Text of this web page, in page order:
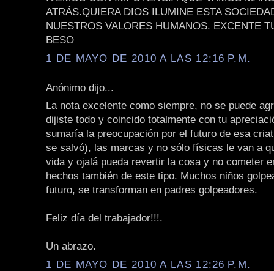
ATRÁS.QUIERA DIOS ILUMINE ESTA
NUESTROS VALORES HUMANOS. EXCENTE
BESO
1 DE MAYO DE 2010 A LAS 12:16 P.M.
Anónimo dijo...
La nota excelente como siempre, no se puede
dijiste todo y coincido totalmente con tu
sumaría la preocupación por el futuro de esa
se salvó), las marcas y no sólo físicas le van a
vida y ojalá pueda revertir la cosa y no cometer
hechos también de este tipo. Muchos niños
futuro, se transforman en padres golpeadores.
Feliz día del trabajador!!!.
Un abrazo.
1 DE MAYO DE 2010 A LAS 12:26 P.M.